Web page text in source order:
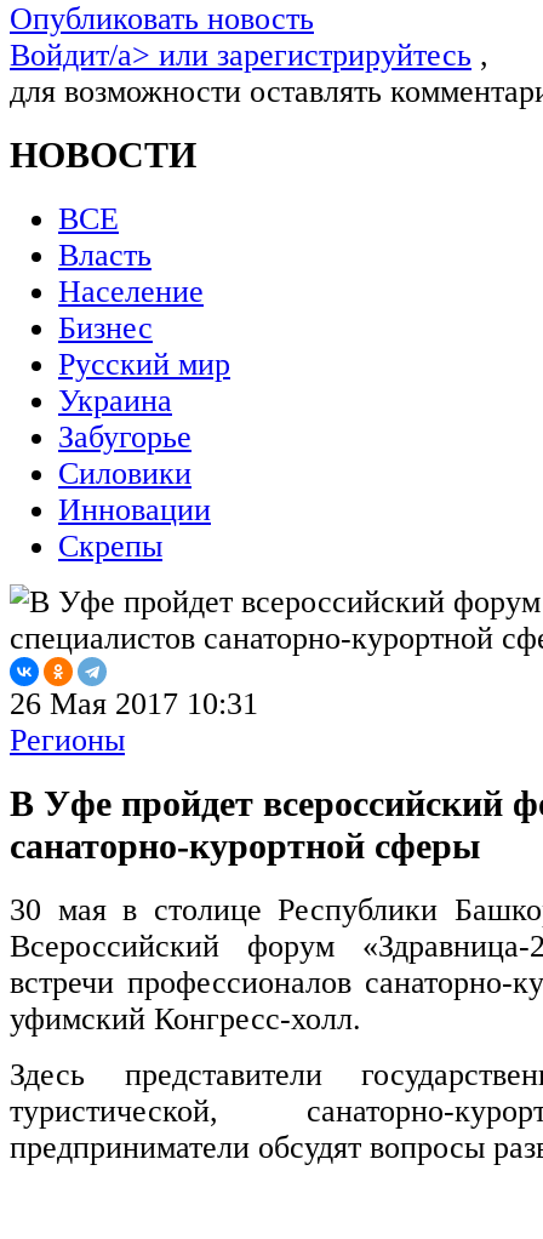
Опубликовать новость
Войдит/a> или зарегистрируйтесь ,
для возможности оставлять
НОВОСТИ
ВСЕ
Власть
Население
Бизнес
Русский мир
Украина
Забугорье
Силовики
Инновации
Скрепы
26 Мая 2017 10:31
Регионы
В Уфе пройдет всероссийский
санаторно-курортной сферы
30 мая в столице Республики
Всероссийский форум
встречи профессионалов санаторно-
уфимский Конгресс-холл.
Здесь представители
туристической, санаторно-
предприниматели обсудят вопросы